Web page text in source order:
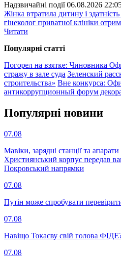
Надзвичайні події 06.08.2026
Жінка втратила дитину і
гінеколог приватної клініки
Читати
Популярнi статтi
Погорел на взятке: Чиновника
стражу в зале суда Зеленский
строительства» Вне конкурса:
антикоррупционный форум
Популярнi новини
07.08
Мавіки, зарядні станції та апарати
Християнський корпус передав
Покровський напрямки
07.08
Путін може спробувати
07.08
Навіщо Токаєву свій голова
07.08